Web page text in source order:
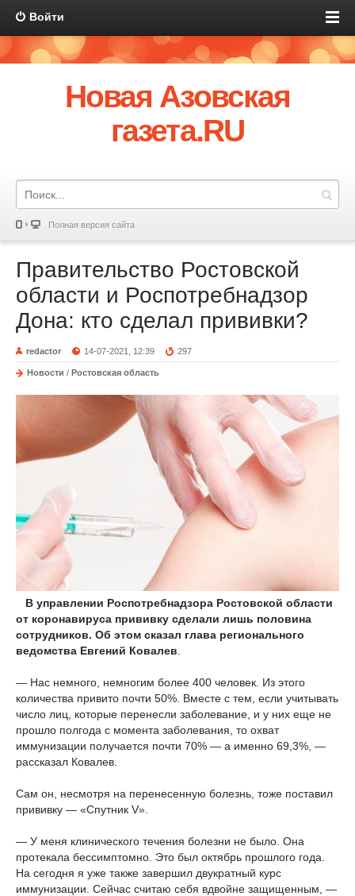
Войти
Новая Азовская
газета.RU
Полная версия сайта
Правительство Ростовской
области и Роспотребнадзор
Дона: кто сделал прививки?
redactor 14-07-2021, 12:39 297
Новости / Ростовская область
В управлении Роспотребнадзора Ростовской области
от коронавируса прививку сделали лишь половина
сотрудников. Об этом сказал глава регионального
ведомства Евгений Ковалев
— Нас немного, немногим более 400 человек. Из этого
количества привито почти 50%. Вместе с тем, если учитывать
число лиц, которые перенесли заболевание, и у них еще не
прошло полгода с момента заболевания, то охват
иммунизации получается почти 70% — а именно 69,3%, —
рассказал Ковалев.
Сам он, несмотря на перенесенную болезнь, тоже поставил
прививку — «Спутник V».
— У меня клинического течения болезни не было. Она
протекала бессимптомно. Это был октябрь прошлого года.
На сегодня я уже также завершил двукратный курс
иммунизации. Сейчас считаю себя вдвойне защищенным, —